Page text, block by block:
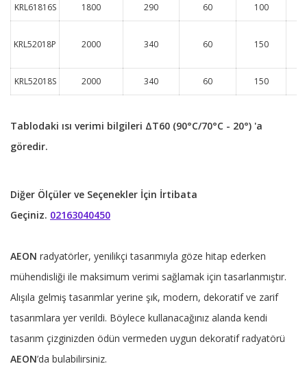
KRL61816S 1800 290 60 100
KRL52018P 2000 340 60 150
KRL52018S 2000 340 60 150
Tablodaki ısı verimi bilgileri ΔT60 (90°C/70°C - 20°) 'a
göredir.
Diğer Ölçüler ve Seçenekler İçin İrtibata
Geçiniz. 02163040450
AEON radyatörler, yenilikçi tasarımıyla göze hitap ederken
mühendisliği ile maksimum verimi sağlamak için tasarlanmıştır.
Alışıla gelmiş tasarımlar yerine şık, modern, dekoratif ve zarif
tasarımlara yer verildi. Böylece kullanacağınız alanda kendi
tasarım çizginizden ödün vermeden uygun dekoratif radyatörü
AEON’da bulabilirsiniz.